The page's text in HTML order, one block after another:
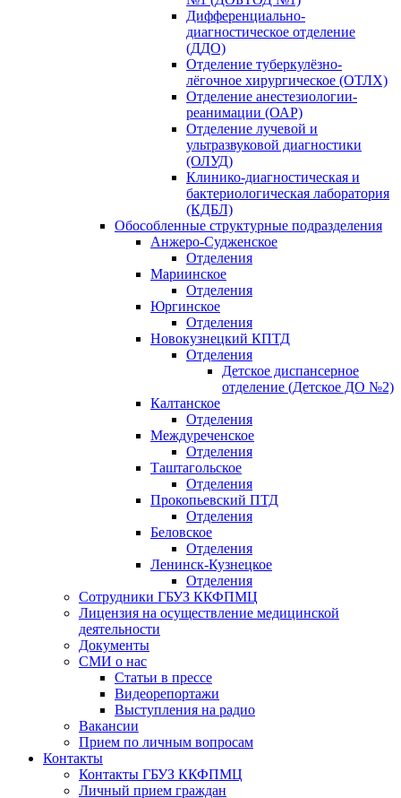
Дифференциально-
диагностическое отделение
(ДДО)
Отделение туберкулёзно-
лёгочное хирургическое (ОТЛХ)
Отделение анестезиологии-
реанимации (ОАР)
Отделение лучевой и
ультразвуковой диагностики
(ОЛУД)
Клинико-диагностическая и
бактериологическая лаборатория
(КДБЛ)
Обособленные структурные подразделения
Анжеро-Судженское
Отделения
Мариинское
Отделения
Юргинское
Отделения
Новокузнецкий КПТД
Отделения
Детское диспансерное
отделение (Детское ДО №2)
Калтанское
Отделения
Междуреченское
Отделения
Таштагольское
Отделения
Прокопьевский ПТД
Отделения
Беловское
Отделения
Ленинск-Кузнецкое
Отделения
Сотрудники ГБУЗ ККФПМЦ
Лицензия на осуществление медицинской
деятельности
Документы
СМИ о нас
Статьи в прессе
Видеорепортажи
Выступления на радио
Вакансии
Прием по личным вопросам
Контакты
Контакты ГБУЗ ККФПМЦ
Личный прием граждан